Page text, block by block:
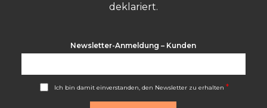
deklariert.
Newsletter-Anmeldung – Kunden
Ich bin damit einverstanden, den Newsletter zu erhalten *